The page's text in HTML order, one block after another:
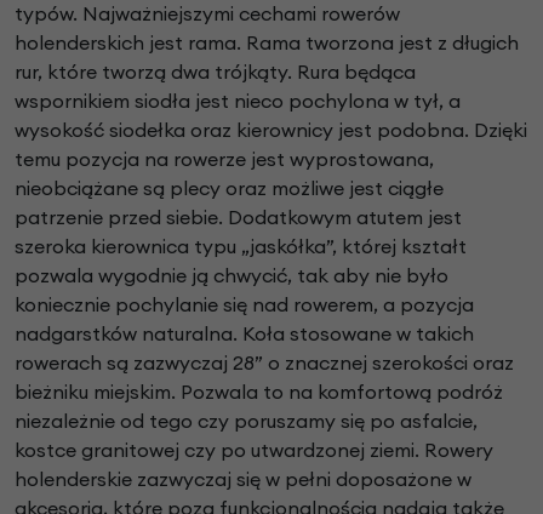
typów. Najważniejszymi cechami rowerów
holenderskich jest rama. Rama tworzona jest z długich
rur, które tworzą dwa trójkąty. Rura będąca
wspornikiem siodła jest nieco pochylona w tył, a
wysokość siodełka oraz kierownicy jest podobna. Dzięki
temu pozycja na rowerze jest wyprostowana,
nieobciążane są plecy oraz możliwe jest ciągłe
patrzenie przed siebie. Dodatkowym atutem jest
szeroka kierownica typu „jaskółka”, której kształt
pozwala wygodnie ją chwycić, tak aby nie było
koniecznie pochylanie się nad rowerem, a pozycja
nadgarstków naturalna. Koła stosowane w takich
rowerach są zazwyczaj 28” o znacznej szerokości oraz
bieżniku miejskim. Pozwala to na komfortową podróż
niezależnie od tego czy poruszamy się po asfalcie,
kostce granitowej czy po utwardzonej ziemi. Rowery
holenderskie zazwyczaj się w pełni doposażone w
akcesoria, które poza funkcjonalnością nadają także